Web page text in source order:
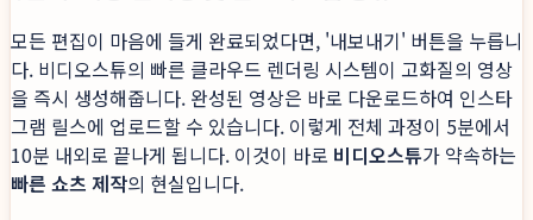
모든 편집이 마음에 들게 완료되었다면, '내보내기' 버튼을 누릅니
다. 비디오스튜의 빠른 클라우드 렌더링 시스템이 고화질의 영상
을 즉시 생성해줍니다. 완성된 영상은 바로 다운로드하여 인스타
그램 릴스에 업로드할 수 있습니다. 이렇게 전체 과정이 5분에서
10분 내외로 끝나게 됩니다. 이것이 바로 비디오스튜가 약속하는
빠른 쇼츠 제작의 현실입니다.